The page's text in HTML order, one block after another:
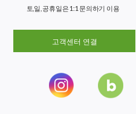
토,일, 공휴일은 1:1 문의하기 이용
고객센터 연결